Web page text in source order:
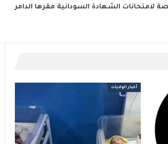
لامتحانات الشهادة السودانية مقرها الدامر
أخبار الولايات